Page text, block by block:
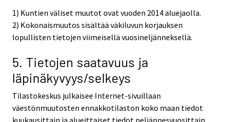
1) Kuntien väliset muutot ovat vuoden 2014 aluejaolla.
2) Kokonaismuutos sisältää väkiluvun korjauksen
lopullisten tietojen viimeisellä vuosineljänneksellä.
5. Tietojen saatavuus ja
läpinäkyvyys/selkeys
Tilastokeskus julkaisee Internet-sivuillaan
väestönmuutosten ennakkotilaston koko maan tiedot
kuukausittain ja alueittaiset tiedot neljännesvuosittain.